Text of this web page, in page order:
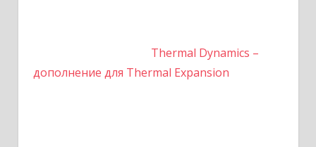
Thermal Dynamics –
дополнение для Thermal Expansion